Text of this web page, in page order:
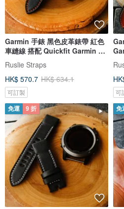
Garmin 手錶 黑色皮革錶帶 紅色
車縫線 搭配 Quickfit Garmin 連
接器
Ruslie Straps
HK$ 570.7 HK$ 634.1
可訂製 可
免運 9 折 免